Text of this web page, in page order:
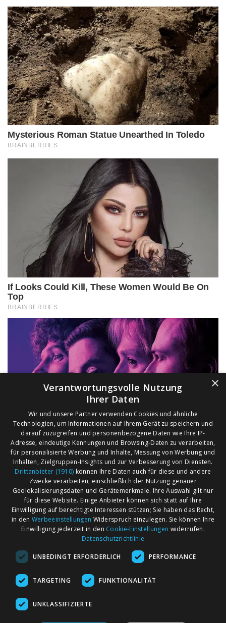
AGB
Impressum
Kontakt
Märkte nach Bundesländern
Märkte nach PLZ
Märkte nach Umkreis
Flohmarkt
×
Verantwortungsvolle Nutzung
Ihrer Daten
Wir und unsere Partner verwenden Cookies und ähnliche
Technologien, um Informationen auf Ihrem Gerät zu speichern und
darauf zuzugreifen und personenbezogene Daten wie Ihre IP-
Adresse, eindeutige Kennungen und Browsing-Daten zu verarbeiten,
für personalisierte Werbung und Inhalte, Messung von Werbung und
Inhalten, Zielgruppen-Insights und zur Verbesserung von Diensten.
Drittanbieter (1910) können Ihre Daten auch für diese und andere
Zwecke verarbeiten, einschließlich der Nutzung genauer
Geolokalisierungsdaten und Gerätemerkmale. Ihre Auswahl gilt nur
für diese Website. Einige Anbieter können sich statt auf Ihre
Einwilligung auf berechtigte Interessen stützen; Sie haben das Recht,
in den Werbeeinstellungen Widerspruch einzulegen. Sie können Ihre
Einwilligung jederzeit in den Cookie-Einstellungen widerrufen.
Datenschutzrichtlinie
UNBEDINGT ERFORDERLICH PERFORMANCE
TARGETING FUNKTIONALITÄT
UNKLASSIFIZIERTE